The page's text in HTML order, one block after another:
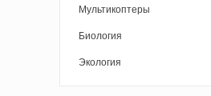
Мультикоптеры
Биология
Экология